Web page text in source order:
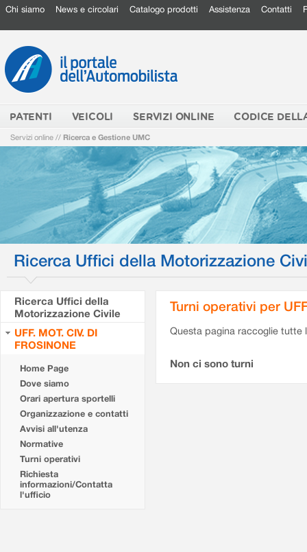
Chi siamo News e circolari Catalogo prodotti Assistenza Contatti
PATENTI VEICOLI SERVIZI ONLINE CODICE
Servizi online // Ricerca e Gestione UMC
Ricerca Uffici della Motorizzazione
Ricerca Uffici della
Motorizzazione Civile
UFF. MOT. CIV. DI
FROSINONE
Home Page
Dove siamo
Orari apertura sportelli
Organizzazione e contatti
Avvisi all'utenza
Normative
Turni operativi
Richiesta
informazioni/Contatta
l'ufficio
Turni operativi per
Questa pagina raccoglie tutte
Non ci sono turni